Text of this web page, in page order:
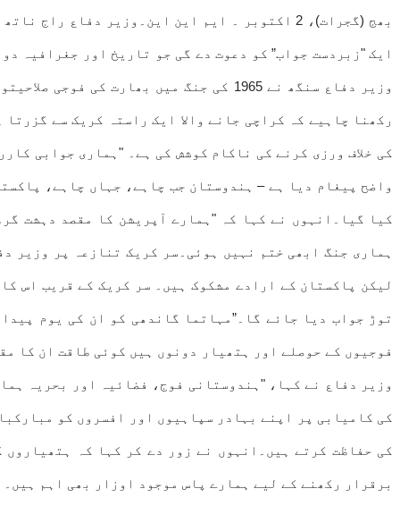
بھج (گجرات)، 2 اکتوبر ۔ ایم این این۔وزیر
ایک "زبردست جواب” کو دعوت دے گی جو تاریخ اور جغرافیہ
رکھنا چاہیے کہ کراچی جانے والا ایک راستہ کریک سے
کی خلاف ورزی کرنے کی ناکام کوشش کی ہے۔ "ہماری جوابی
واضح پیغام دیا ہے – ہندوستان جب چاہے، جہاں چاہے،
کیا گیا۔انہوں نے کہا کہ "ہمارے آپریشن کا مقصد دہشت
لیکن پاکستان کے ارادے مشکوک ہیں۔ سر کریک کے قریب اس
توڑ جواب دیا جائے گا۔”مہاتما گاندھی کو ان کی یوم
فوجیوں کے حوصلے اور ہتھیار دونوں ہیں کوئی طاقت ان کا
وزیر دفاع نے کہا، "ہندوستانی فوج، فضائیہ اور بحریہ
کی کامیابی پر اپنے بہادر سپاہیوں اور افسروں کو
کی حفاظت کرتے ہیں۔انہوں نے زور دے کر کہا کہ
برقرار رکھنے کے لیے ہمارے پاس موجود اوزار بھی اہم ہیں۔